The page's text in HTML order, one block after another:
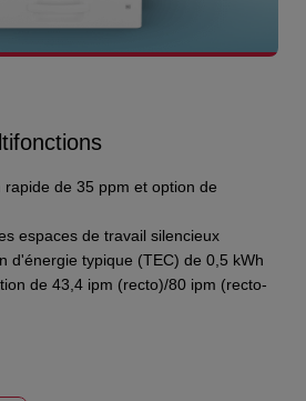
de 35 ppm et option de
espaces de travail silencieux
d'énergie typique (TEC) de 0,5 kWh
de 43,4 ipm (recto)/80 ipm (recto-